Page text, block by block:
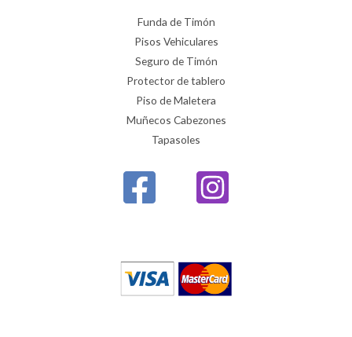
Funda de Timón
Pisos Vehiculares
Seguro de Timón
Protector de tablero
Piso de Maletera
Muñecos Cabezones
Tapasoles